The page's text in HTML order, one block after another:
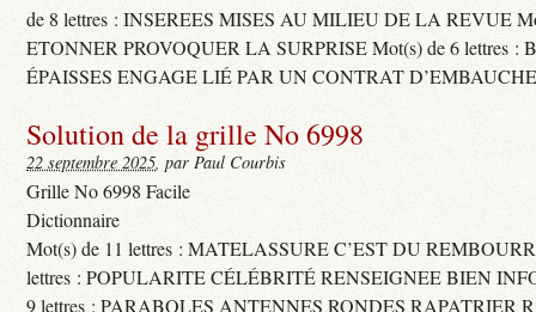
de 8 lettres : INSEREES MISES AU MILIEU DE LA REVUE
ETONNER PROVOQUER LA SURPRISE Mot(s) de 6 lettres :
ÉPAISSES ENGAGE LIÉ PAR UN CONTRAT
Solution de la grille No 6998
22 septembre 2025, par Paul Courbis
Grille No 6998 Facile
Dictionnaire
Mot(s) de 11 lettres : MATELASSURE C’EST DU
lettres : POPULARITE CÉLÉBRITÉ RENSEIGNEE BIEN
9 lettres : PARABOLES ANTENNES RONDES RAPATRIER